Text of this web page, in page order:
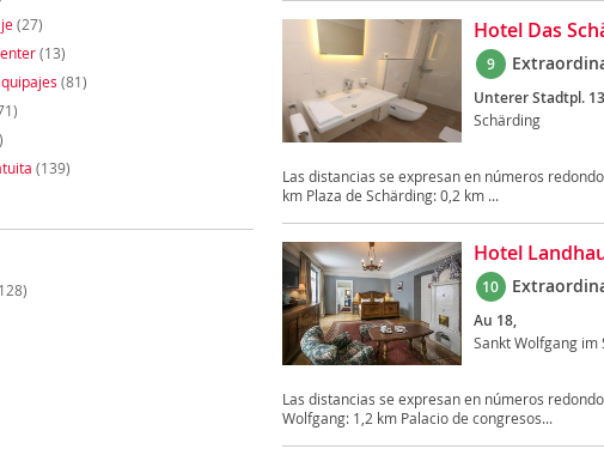
(27)
(13)
(81)
(139)
Hotel Das
9
Unterer Stadtpl.
Schärding
Las distancias se expresan en números
km Plaza de Schärding: 0,2 km ...
Hotel
10
Au 18,
Sankt Wolfgang
Las distancias se expresan en números
Wolfgang: 1,2 km Palacio de congresos...